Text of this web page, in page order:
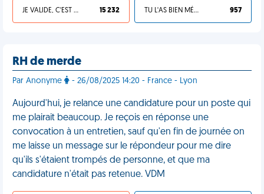
JE VALIDE, C'EST UNE VDM 15 232 TU L'AS BIEN MÉRITÉ 957
RH de merde
Par Anonyme - 26/08/2025 14:20 - France - Lyon
Aujourd'hui, je relance une candidature pour un poste qui
me plairait beaucoup. Je reçois en réponse une
convocation à un entretien, sauf qu'en fin de journée on
me laisse un message sur le répondeur pour me dire
qu'ils s'étaient trompés de personne, et que ma
candidature n'était pas retenue. VDM